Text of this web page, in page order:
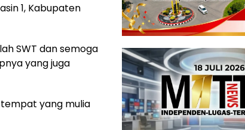
1, Kabupaten
SWT dan semoga
yang juga
yang mulia